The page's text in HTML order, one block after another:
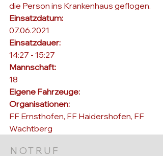
die Person ins Krankenhaus geflogen.
Einsatzdatum:
07.06.2021
Einsatzdauer:
14:27 - 15:27
Mannschaft:
18
Eigene Fahrzeuge:
Organisationen:
FF Ernsthofen, FF Haidershofen, FF
Wachtberg
NOTRUF